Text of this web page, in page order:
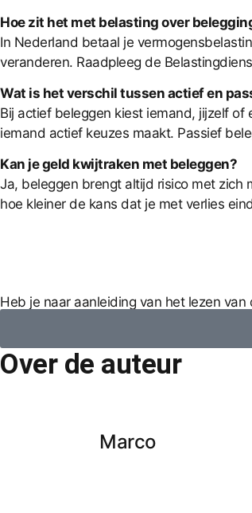
Hoe zit het met belasting over
In Nederland betaal je
veranderen. Raadpleeg de
Wat is het verschil tussen actief en
Bij actief beleggen kiest iemand, jijzelf
iemand actief keuzes maakt. Passief
Kan je geld kwijtraken met beleggen?
Ja, beleggen brengt altijd risico met zich
hoe kleiner de kans dat je met verlies
Heb je naar aanleiding van het lezen
Over de auteur
Marco